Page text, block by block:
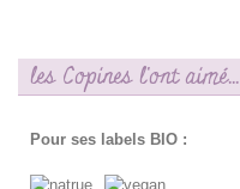
les Copines l'ont aimé...
Pour ses labels BIO :